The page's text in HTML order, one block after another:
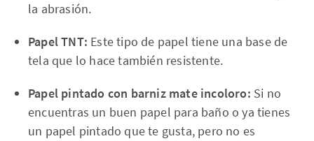
la abrasión.
Papel TNT: Este tipo de papel tiene una base de
tela que lo hace también resistente.
Papel pintado con barniz mate incoloro: Si no
encuentras un buen papel para baño o ya tienes
un papel pintado que te gusta, pero no es